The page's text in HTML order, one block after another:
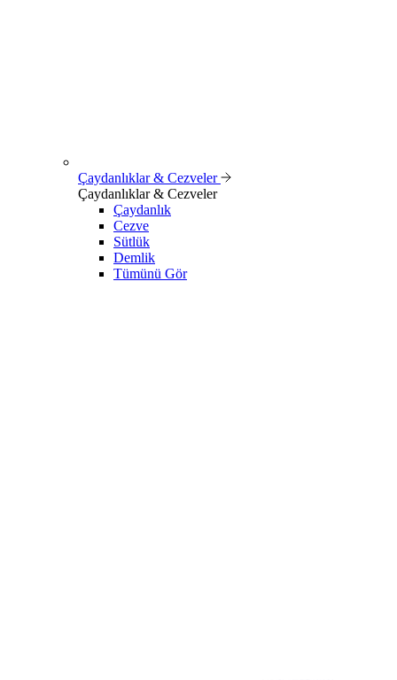
Çaydanlıklar & Cezveler
Çaydanlıklar & Cezveler
Çaydanlık
Cezve
Sütlük
Demlik
Tümünü Gör